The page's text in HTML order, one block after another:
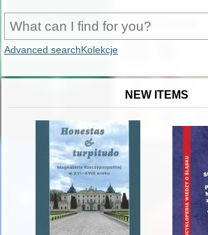
Advanced searchKolekcje
NEW ITEMS